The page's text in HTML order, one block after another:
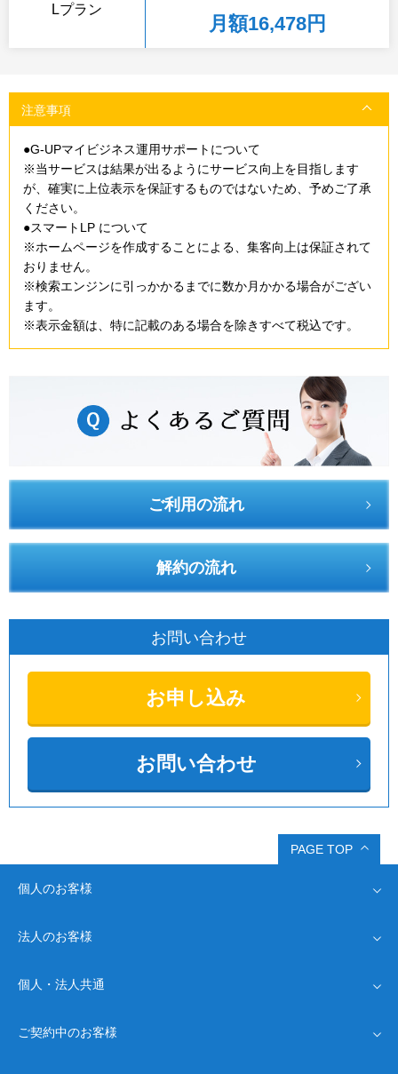
Lプラン
月額16,478円
注意事項
●G-UPマイビジネス運用サポートについて
※当サービスは結果が出るようにサービス向上を目指します
が、確実に上位表示を保証するものではないため、予めご了承
ください。
●スマートLP について
※ホームページを作成することによる、集客向上は保証されて
おりません。
※検索エンジンに引っかかるまでに数か月かかる場合がござい
ます。
※表示金額は、特に記載のある場合を除きすべて税込です。
ご利用の流れ
解約の流れ
お問い合わせ
お申し込み
お問い合わせ
PAGE TOP
個人のお客様
運営会社
インターネット回線
Driveプロバイダ
モバイル通信
法人のお客様
運営会社
インターネット回線
個人・法人共通
オプション
ご契約中のお客様